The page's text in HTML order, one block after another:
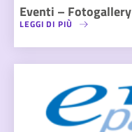
Eventi – Fotogallery
LEGGI DI PIÙ